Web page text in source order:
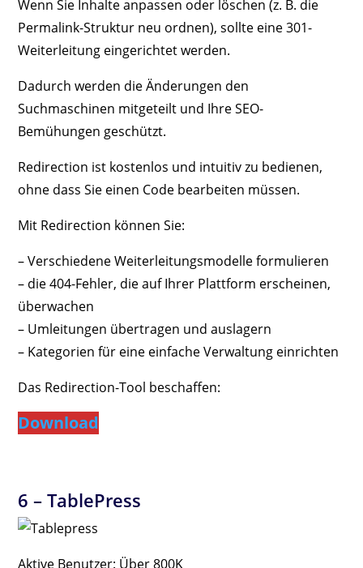
Wenn Sie Inhalte anpassen oder löschen (z. B. die
Permalink-Struktur neu ordnen), sollte eine 301-
Weiterleitung eingerichtet werden.
Dadurch werden die Änderungen den
Suchmaschinen mitgeteilt und Ihre SEO-
Bemühungen geschützt.
Redirection ist kostenlos und intuitiv zu bedienen,
ohne dass Sie einen Code bearbeiten müssen.
Mit Redirection können Sie:
– Verschiedene Weiterleitungsmodelle formulieren
– die 404-Fehler, die auf Ihrer Plattform erscheinen,
überwachen
– Umleitungen übertragen und auslagern
– Kategorien für eine einfache Verwaltung einrichten
Das Redirection-Tool beschaffen:
Download
6 –TablePress
Aktive Benutzer: Über 800K